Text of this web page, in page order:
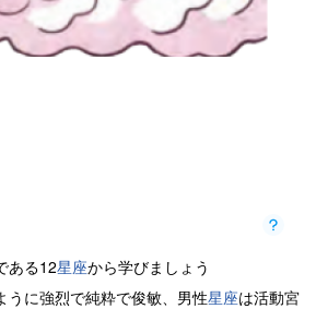
ある12星座から学びましょう
うに強烈で純粋で俊敏、男性星座は活動宮